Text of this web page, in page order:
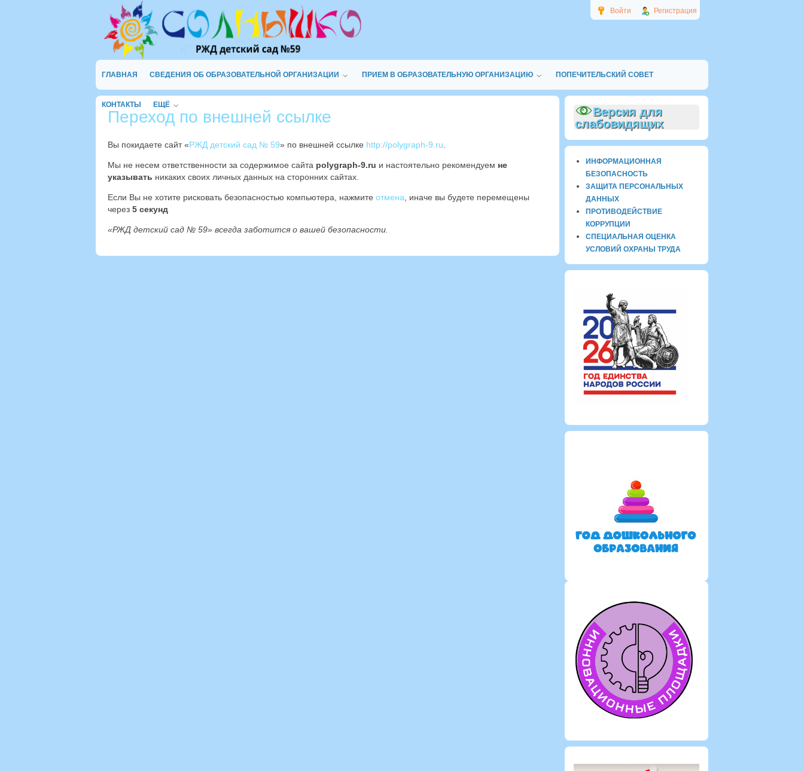
Войти Регистрация
ГЛАВНАЯ СВЕДЕНИЯ ОБ ОБРАЗОВАТЕЛЬНОЙ ОРГАНИЗАЦИИ ПРИЕМ В ОБРАЗОВАТЕЛЬНУЮ ОРГАНИЗАЦИЮ ПОПЕЧИТЕЛЬСКИЙ СОВЕТ
КОНТАКТЫ ЕЩЁ
Переход по внешней ссылке
Вы покидаете сайт «РЖД детский сад № 59» по внешней ссылке http://polygraph-9.ru
Мы не несем ответственности за содержимое сайта polygraph-9.ru и настоятельно рекомендуем не
указывать никаких своих личных данных на сторонних сайтах.
Если Вы не хотите рисковать безопасностью компьютера, нажмите отмена , иначе вы будете перемещены
через 4 секунд
«РЖД детский сад № 59» всегда заботится о вашей безопасности.
Версия для
слабовидящих
ИНФОРМАЦИОННАЯ
БЕЗОПАСНОСТЬ
ЗАЩИТА ПЕРСОНАЛЬНЫХ
ДАННЫХ
ПРОТИВОДЕЙСТВИЕ
КОРРУПЦИИ
СПЕЦИАЛЬНАЯ ОЦЕНКА
УСЛОВИЙ ОХРАНЫ ТРУДА